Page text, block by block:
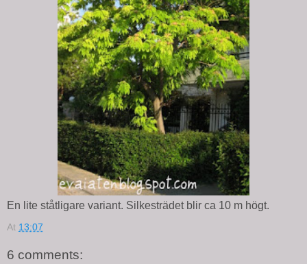
En lite ståtligare variant. Silkesträdet blir ca 10 m högt.
At 13:07
6 comments: